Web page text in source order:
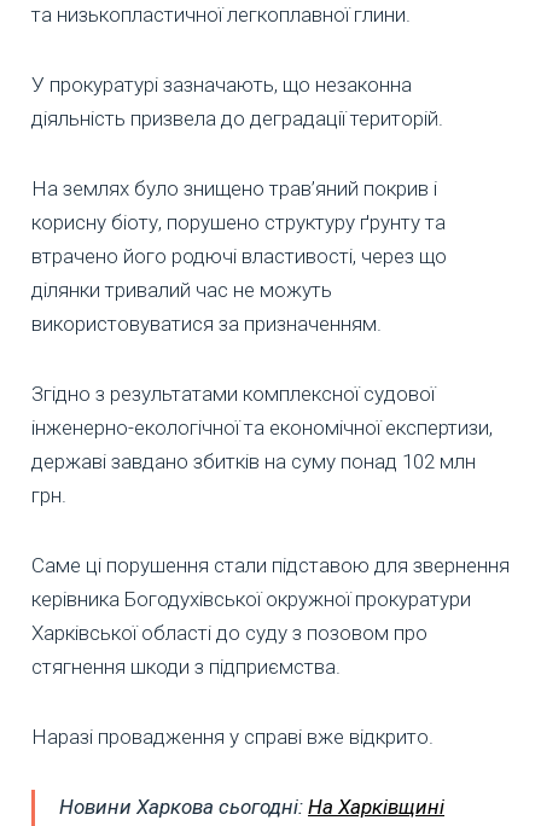
та низькопластичної легкоплавної глини.
У прокуратурі зазначають, що незаконна
діяльність призвела до деградації територій.
На землях було знищено трав’яний покрив і
корисну біоту, порушено структуру ґрунту та
втрачено його родючі властивості, через що
ділянки тривалий час не можуть
використовуватися за призначенням.
Згідно з результатами комплексної судової
інженерно-екологічної та економічної експертизи,
державі завдано збитків на суму понад 102 млн
грн.
Саме ці порушення стали підставою для звернення
керівника Богодухівської окружної прокуратури
Харківської області до суду з позовом про
стягнення шкоди з підприємства.
Наразі провадження у справі вже відкрито.
Новини Харкова сьогодні: На Харківщині